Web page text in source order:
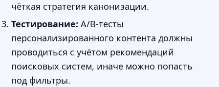
чёткая стратегия канонизации.
Тестирование: A/B-тесты
персонализированного контента должны
проводиться с учётом рекомендаций
поисковых систем, иначе можно попасть
под фильтры.